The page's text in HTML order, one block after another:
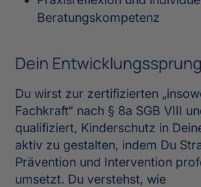
Beratungskompetenz
Dein
Du wirst zur zertifizierten
Fachkraft“ nach § 8a SGB VIII
qualifiziert, Kinderschutz in
aktiv zu gestalten, indem Du
Prävention und Intervention
umsetzt. Du verstehst, wie